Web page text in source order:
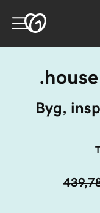
Byg,